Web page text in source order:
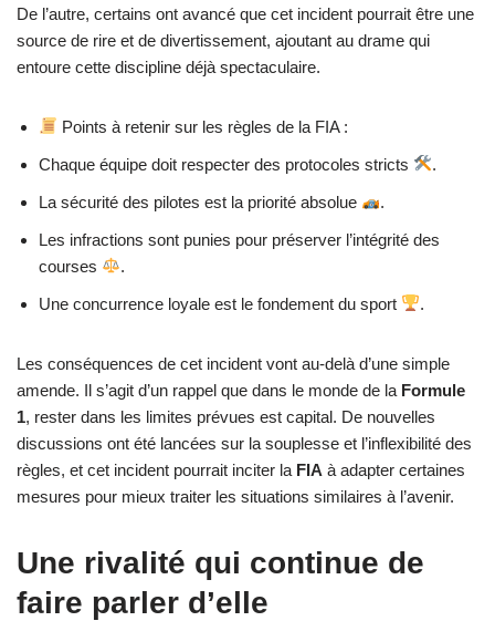
De l’autre, certains ont avancé que cet incident pourrait être une
source de rire et de divertissement, ajoutant au drame qui
entoure cette discipline déjà spectaculaire.
Points à retenir sur les règles de la FIA :
Chaque équipe doit respecter des protocoles stricts
.
La sécurité des pilotes est la priorité absolue
.
Les infractions sont punies pour préserver l’intégrité des
courses
.
Une concurrence loyale est le fondement du sport
.
Les conséquences de cet incident vont au-delà d’une simple
amende. Il s’agit d’un rappel que dans le monde de la Formule
1, rester dans les limites prévues est capital. De nouvelles
discussions ont été lancées sur la souplesse et l’inflexibilité des
règles, et cet incident pourrait inciter la FIA à adapter certaines
mesures pour mieux traiter les situations similaires à l’avenir.
Une rivalité qui continue de
faire parler d’elle